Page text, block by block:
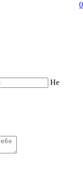
Не